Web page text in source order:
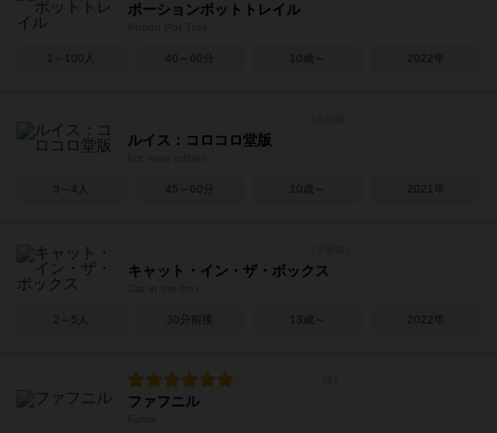
ポーションポットトレイル
1～100人 40～60分 10歳～ 2022年
ルイス：コロコロ堂版
3～4人 45～60分 10歳～ 2021年
キャット・イン・ザ・ボックス
2～5人 30分前後 13歳～ 2022年
ファフニル